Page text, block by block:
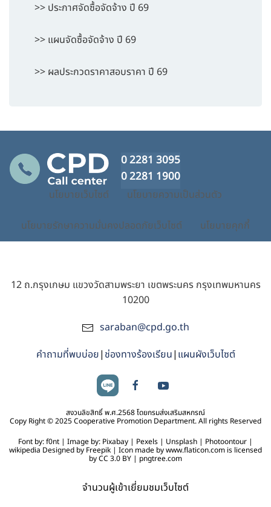
>> ประกาศจัดซื้อจัดจ้าง ปี 69
>> แผนจัดซื้อจัดจ้าง ปี 69
>> ผลประกวดราคาสอบราคา ปี 69
0 2281 3095
0 2281 1900
นโยบายเว็บไซต์ นโยบายความเป็นส่วนตัว
นโยบายรักษาความมั่นคงปลอดภัยเว็บไซต์ นโยบายคุกกี้
12 ถ.กรุงเกษม แขวงวัดสามพระยา เขตพระนคร กรุงเทพมหานคร
10200
saraban@cpd.go.th
คำถามที่พบบ่อย| ช่องทางร้องเรียน| แผนผังเว็บไซต์
สงวนลิขสิทธิ์ พ.ศ.2568 โดยกรมส่งเสริมสหกรณ์
Copy Right © 2025 Cooperative Promotion Department. All rights Reserved
Font by: f0nt | Image by: Pixabay | Pexels | Unsplash | Photoontour |
wikipedia Designed by Freepik | Icon made by www.flaticon.com is licensed
by CC 3.0 BY | pngtree.com
จำนวนผู้เข้าเยี่ยมชมเว็บไซต์